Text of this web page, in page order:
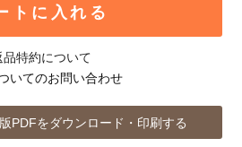
トに入れる
品特約について
いてのお問い合わせ
PDFをダウンロード・印刷する